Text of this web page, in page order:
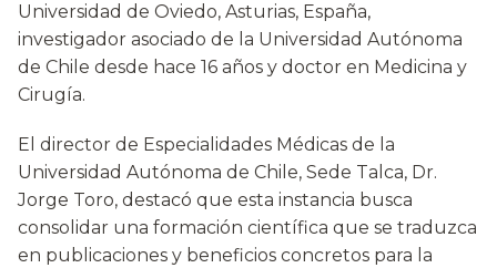
Universidad de Oviedo, Asturias, España,
investigador asociado de la Universidad Autónoma
de Chile desde hace 16 años y doctor en Medicina y
Cirugía.
El director de Especialidades Médicas de la
Universidad Autónoma de Chile, Sede Talca, Dr.
Jorge Toro, destacó que esta instancia busca
consolidar una formación científica que se traduzca
en publicaciones y beneficios concretos para la